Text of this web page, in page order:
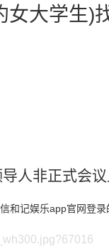
女大学生
人非正式会议
和记娱乐app官网